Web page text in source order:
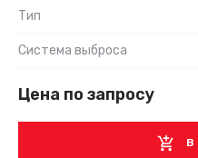
Тип
Система выброса
Цена по запросу
В